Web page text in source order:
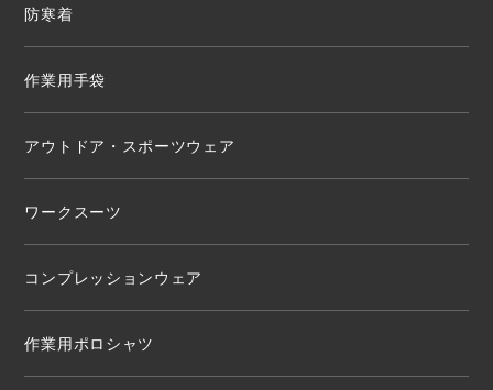
防寒着
作業用手袋
アウトドア・スポーツウェア
ワークスーツ
コンプレッションウェア
作業用ポロシャツ